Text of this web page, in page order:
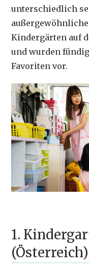
unterschiedlich
Kindergärten auf
und wurden
Favoriten vor.
1.
(Österreich)